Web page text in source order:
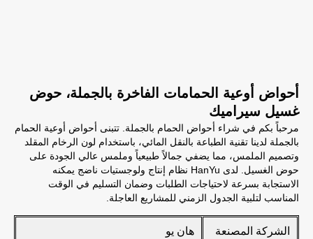
أحواض أوعية الحمامات الفاخرة بالجملة، حوض
غسيل سيراميك
مرحباً بكم في شراء أحواض الحمام بالجملة. تتبنى أحواض أوعية الحمام
بالجملة لدينا تقنية الطباعة بالنقل المائي، باستخدام لون الرخام المقلد
وتصميم الملمس، مما يضفي جمالاً طبيعياً وملمس عالي الجودة على
حوض الغسيل. لدى HanYu نظام إنتاج ولوجستيات ناضج يمكنه
الاستجابة بسرعة لاحتياجات الطلبات وضمان التسليم في الوقت
المناسب لتلبية الجدول الزمني للمشاريع العاجلة.
الشركة المصنعة هان يو